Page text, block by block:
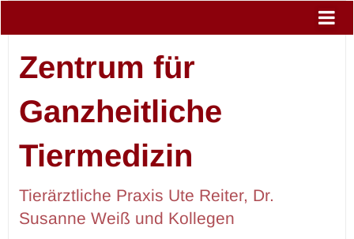
Zentrum für
Ganzheitliche
Tiermedizin
Tierärztliche Praxis Ute Reiter, Dr.
Susanne Weiß und Kollegen